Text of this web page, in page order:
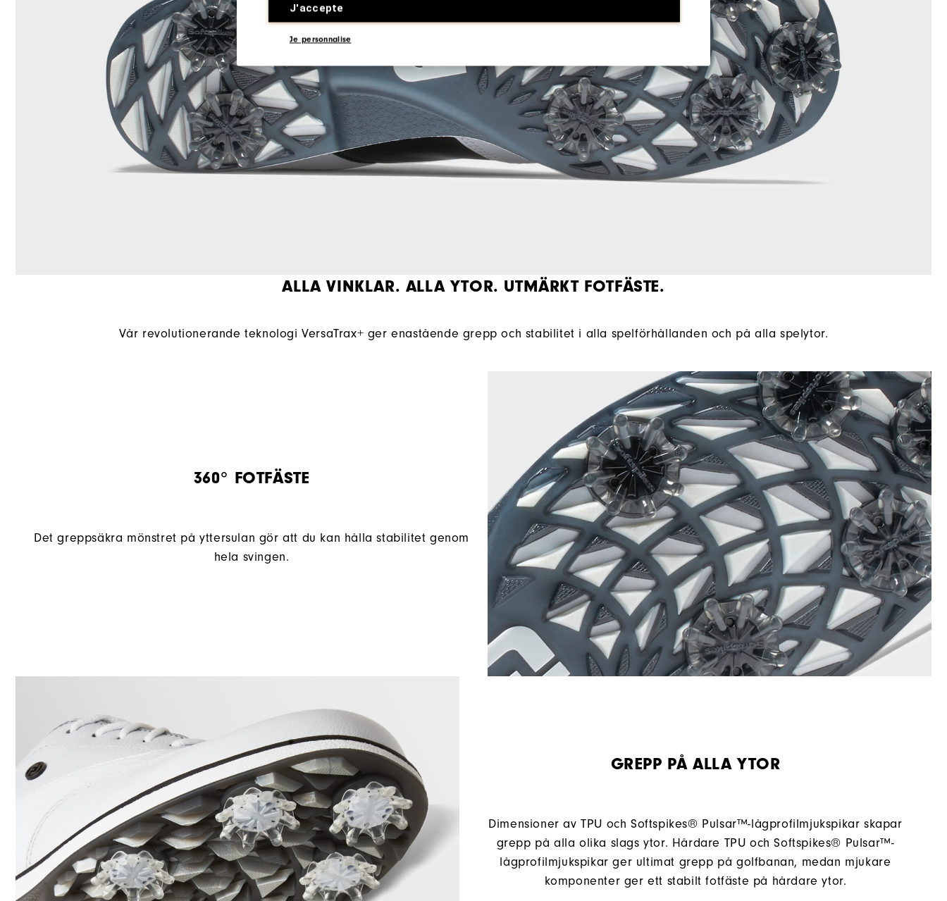
J'accepte
Je personnalise
ALLA VINKLAR. ALLA YTOR. UTMÄRKT FOTFÄSTE.
Vår revolutionerande teknologi VersaTrax+ ger enastående grepp och stabilitet i alla spelförhållanden och på alla spelytor.
360° FOTFÄSTE
Det greppsäkra mönstret på yttersulan gör att du kan hålla stabilitet genom
hela svingen.
GREPP PÅ ALLA YTOR
Dimensioner av TPU och Softspikes® Pulsar™-lågprofilmjukspikar skapar
grepp på alla olika slags ytor. Hårdare TPU och Softspikes® Pulsar™-
lågprofilmjukspikar ger ultimat grepp på golfbanan, medan mjukare
komponenter ger ett stabilt fotfäste på hårdare ytor.